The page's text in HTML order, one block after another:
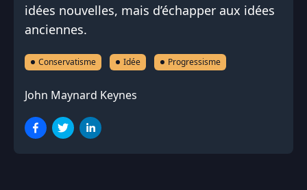
idées nouvelles, mais d’échapper aux idées
anciennes.
Conservatisme Idée Progressisme
John Maynard Keynes